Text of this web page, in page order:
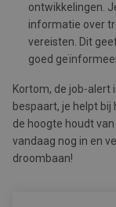
ontwikkelingen.
informatie over
vereisten. Dit
goed
Kortom, de job-alert
bespaart, je helpt
de hoogte houdt
vandaag nog in en
droombaan!